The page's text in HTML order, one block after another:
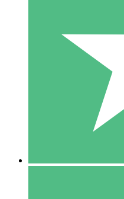
Paquetes de
Paga según el uso con